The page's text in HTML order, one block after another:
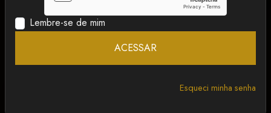
ANCAPSU
Lembre-se de mim
ACESSAR
Esqueci minha senha